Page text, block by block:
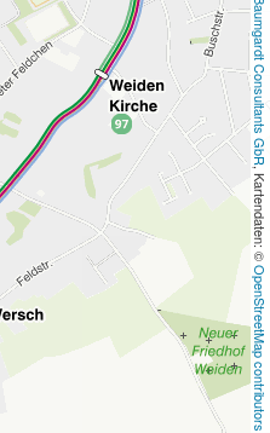
Baumgardt Consultants GbR
, Kartendaten: ©
OpenStreetMap contributors